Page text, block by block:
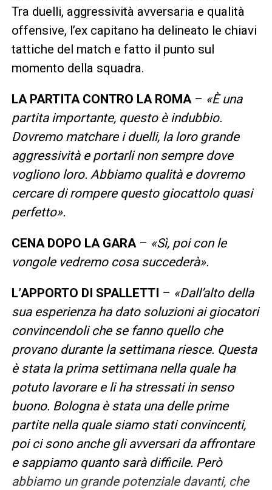
Tra duelli, aggressività avversaria e qualità
offensive, l’ex capitano ha delineato le chiavi
tattiche del match e fatto il punto sul
momento della squadra.
LA PARTITA CONTRO LA ROMA– «È una
partita importante, questo è indubbio.
Dovremo matchare i duelli, la loro grande
aggressività e portarli non sempre dove
vogliono loro. Abbiamo qualità e dovremo
cercare di rompere questo giocattolo quasi
perfetto».
CENA DOPO LA GARA– «Sì, poi con le
vongole vedremo cosa succederà».
L’APPORTO DI SPALLETTI – «Dall’alto della
sua esperienza ha dato soluzioni ai giocatori
convincendoli che se fanno quello che
provano durante la settimana riesce. Questa
è stata la prima settimana nella quale ha
potuto lavorare e li ha stressati in senso
buono. Bologna è stata una delle prime
partite nella quale siamo stati convincenti,
poi ci sono anche gli avversari da affrontare
e sappiamo quanto sarà difficile. Però
abbiamo un grande potenziale davanti, che